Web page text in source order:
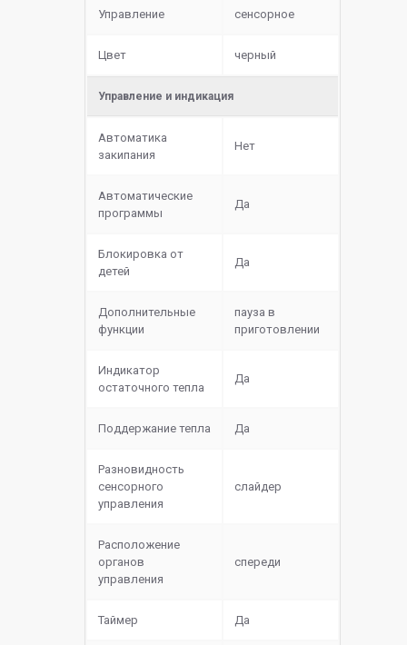
Управление сенсорное
Цвет черный
Управление и индикация
Автоматика
закипания
Нет
Автоматические
программы
Да
Блокировка от
детей
Да
Дополнительные
функции
пауза в
приготовлении
Индикатор
остаточного тепла
Да
Поддержание тепла Да
Разновидность
сенсорного
управления
слайдер
Расположение
органов
управления
спереди
Таймер Да